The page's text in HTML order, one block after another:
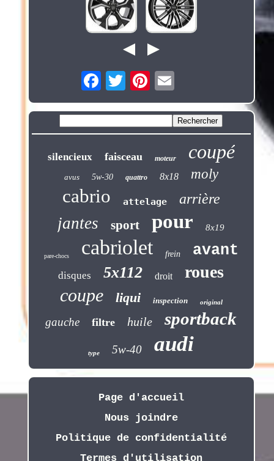
silencieux faisceau moteur coupé
avus 5w-30 quattro 8x18 moly
cabrio attelage arrière
jantes sport pour 8x19
pare-chocs cabriolet frein avant
disques 5x112 droit roues
coupe liqui inspection original
gauche filtre huile sportback
type 5w-40 audi
Page d'accueil
Nous joindre
Politique de confidentialité
Termes d'utilisation